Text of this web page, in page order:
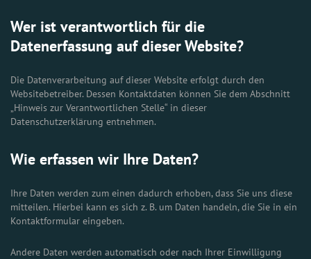
Wer ist verantwortlich für die
Datenerfassung auf dieser Website?
Die Datenverarbeitung auf dieser Website erfolgt durch den
Websitebetreiber. Dessen Kontaktdaten können Sie dem Abschnitt
„Hinweis zur Verantwortlichen Stelle“ in dieser
Datenschutzerklärung entnehmen.
Wie erfassen wir Ihre Daten?
Ihre Daten werden zum einen dadurch erhoben, dass Sie uns diese
mitteilen. Hierbei kann es sich z. B. um Daten handeln, die Sie in ein
Kontaktformular eingeben.
Andere Daten werden automatisch oder nach Ihrer Einwilligung